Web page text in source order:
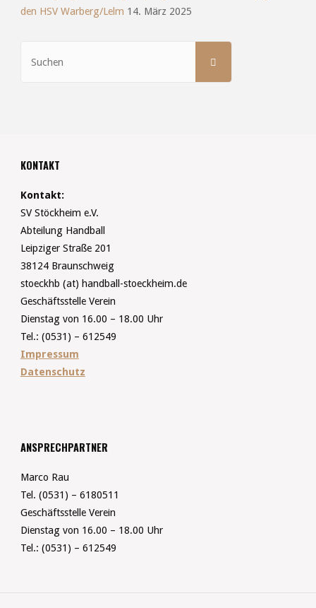
den HSV Warberg/Lelm 14. März 2025
SUCHEN
KONTAKT
Kontakt:
SV Stöckheim e.V.
Abteilung Handball
Leipziger Straße 201
38124 Braunschweig
stoeckhb (at) handball-stoeckheim.de
Geschäftsstelle Verein
Dienstag von 16.00 – 18.00 Uhr
Tel.: (0531) – 612549
Impressum
Datenschutz
ANSPRECHPARTNER
Marco Rau
Tel. (0531) – 6180511
Geschäftsstelle Verein
Dienstag von 16.00 – 18.00 Uhr
Tel.: (0531) – 612549